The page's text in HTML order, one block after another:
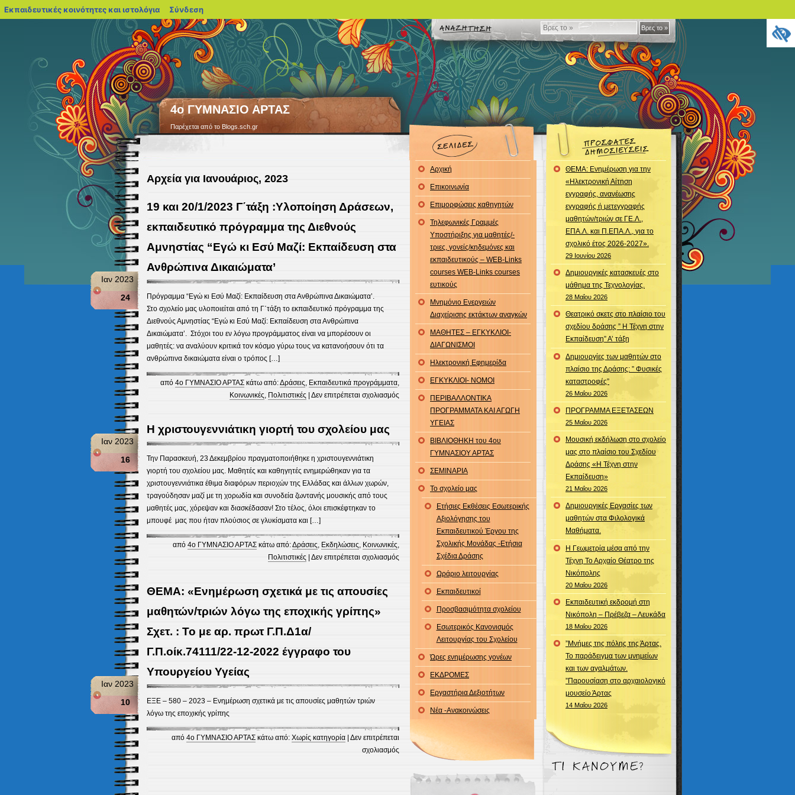
Βρες
το
»
Βρες το »
4ο ΓΥΜΝΑΣΙΟ ΑΡΤΑΣ
Παρέχεται από το Blogs.sch.gr
Αρχεία για Ιανουάριος, 2023
19 και 20/1/2023 Γ΄τάξη :Υλοποίηση Δράσεων,
εκπαιδευτικό πρόγραμμα της Διεθνούς
Αμνηστίας “Εγώ κι Εσύ Μαζί: Εκπαίδευση στα
Ανθρώπινα Δικαιώματα’
Ιαν 2023
24
Πρόγραμμα “Εγώ κι Εσύ Μαζί: Εκπαίδευση στα Ανθρώπινα Δικαιώματα’.
Στο σχολείο μας υλοποιείται από τη Γ΄τάξη το εκπαιδευτικό πρόγραμμα της
Διεθνούς Αμνηστίας “Εγώ κι Εσύ Μαζί: Εκπαίδευση στα Ανθρώπινα
Δικαιώματα’. Στόχοι του εν λόγω προγράμματος είναι να μπορέσουν οι
μαθητές: να αναλύουν κριτικά τον κόσμο γύρω τους να κατανοήσουν ότι τα
ανθρώπινα δικαιώματα είναι ο τρόπος […]
από 4ο ΓΥΜΝΑΣΙΟ ΑΡΤΑΣκάτω από:Δράσεις, Εκπαιδευτικά προγράμματα,
Κοινωνικές, Πολιτιστικές | Δεν επιτρέπεται σχολιασμόςστο
20/1/2023
Γ΄τάξη
:Υλοποίηση
Δράσεων,
εκπαιδευτικό
πρόγραμμα
Αμνηστίας “Εγώ
Εσύ
Εκπαίδευση
Ανθρώπινα
Δικαιώματα’
Η χριστουγεννιάτικη γιορτή του σχολείου μας
Ιαν 2023
16
Την Παρασκευή, 23 Δεκεμβρίου πραγματοποιήθηκε η χριστουγεννιάτικη
γιορτή του σχολείου μας. Μαθητές και καθηγητές ενημερώθηκαν για τα
χριστουγεννιάτικα έθιμα διαφόρων περιοχών της Ελλάδας και άλλων χωρών,
τραγούδησαν μαζί με τη χορωδία και συνοδεία ζωντανής μουσικής από τους
μαθητές μας, χόρεψαν και διασκέδασαν! Στο τέλος, όλοι επισκέφτηκαν το
μπουφέ μας που ήταν πλούσιος σε γλυκίσματα και […]
από 4ο ΓΥΜΝΑΣΙΟ ΑΡΤΑΣκάτω από:Δράσεις, Εκδηλώσεις, Κοινωνικές,
Πολιτιστικές | Δεν επιτρέπεται σχολιασμόςστο
χριστουγεννιάτικη
σχολείου
ΘΕΜΑ: «Ενημέρωση σχετικά με τις απουσίες
μαθητών/τριών λόγω της εποχικής γρίπης»
Σχετ. : Το με αρ. πρωτ Γ.Π.Δ1α/
Γ.Π.οίκ.74111/22-12-2022 έγγραφο του
Υπουργείου Υγείας
Ιαν 2023
10
ΕΞΕ – 580 – 2023 – Ενημέρωση σχετικά με τις απουσίες μαθητών τριών
λόγω της εποχικής γρίπης
από 4ο ΓΥΜΝΑΣΙΟ ΑΡΤΑΣκάτω από: Χωρίς κατηγορία| Δεν επιτρέπεται
σχολιασμόςστο
«Ενημέρωση
Αρχική
Επικοινωνία
Επιμορφώσεις καθηγητών
Τηλεφωνικές Γραμμές
Υποστήριξης για μαθητές/-
τριες, γονείς/κηδεμόνες και
εκπαιδευτικούς – WEB-Links
courses WEB-Links courses
ευτικούς
Μνημόνιο Ενεργειών
Διαχείρισης εκτάκτων αναγκών
ΜΑΘΗΤΕΣ – ΕΓΚΥΚΛΙΟΙ-
ΔΙΑΓΩΝΙΣΜΟΙ
Ηλεκτρονική Εφημερίδα
ΕΓΚΥΚΛΙΟΙ- ΝΟΜΟΙ
ΠΕΡΙΒΑΛΛΟΝΤΙΚΑ
ΠΡΟΓΡΑΜΜΑΤΑ ΚΑΙ ΑΓΩΓΗ
ΥΓΕΙΑΣ
ΒΙΒΛΙΟΘΗΚΗ του 4ου
ΓΥΜΝΑΣΙΟΥ ΑΡΤΑΣ
ΣΕΜΙΝΑΡΙΑ
Το σχολείο μας
Ετήσιες Εκθέσεις Εσωτερικής
Αξιολόγησης του
Εκπαιδευτικού Έργου της
Σχολικής Μονάδας -Ετήσια
Σχέδια Δράσης
Ωράριο λειτουργίας
Εκπαιδευτικοί
Προσβασιμότητα σχολείου
Εσωτερικός Κανονισμός
Λειτουργίας του Σχολείου
Ώρες ενημέρωσης γονέων
ΕΚΔΡΟΜΕΣ
Εργαστήρια Δεξιοτήτων
Νέα -Ανακοινώσεις
ΘΕΜΑ: Ενημέρωση για την
«Ηλεκτρονική Αίτηση
εγγραφής, ανανέωσης
εγγραφής ή μετεγγραφής
μαθητών/τριών σε ΓΕ.Λ.,
ΕΠΑ.Λ. και Π.ΕΠΑ.Λ., για το
σχολικό έτος 2026-2027».
29 Ιουνίου 2026
Δημιουργικές κατασκευές στο
μάθημα της Τεχνολογίας.
28 Μαΐου 2026
Θεατρικό σκετς στο πλαίσιο του
σχεδίου δράσης ” Η Τέχνη στην
Εκπαίδευση” Α’ τάξη
Δημιουργίες των μαθητών στο
πλαίσιο της Δράσης: ” Φυσικές
καταστροφές”
26 Μαΐου 2026
ΠΡΟΓΡΑΜΜΑ ΕΞΕΤΑΣΕΩΝ
25 Μαΐου 2026
Μουσική εκδήλωση στο σχολείο
μας στο πλαίσιο του Σχεδίου
Δράσης «Η Τέχνη στην
Εκπαίδευση»
21 Μαΐου 2026
Δημιουργικές Εργασίες των
μαθητών στα Φιλολογικά
Μαθήματα.
Η Γεωμετρία μέσα από την
Τέχνη Το Αρχαίο Θέατρο της
Νικόπολης
20 Μαΐου 2026
Εκπαιδευτική εκδρομή στη
Νικόπολη – Πρέβεζα – Λευκάδα
18 Μαΐου 2026
”Μνήμες της πόλης της Άρτας.
Το παράδειγμα των μνημείων
και των αγαλμάτων.
”Παρουσίαση στο αρχαιολογικό
μουσείο Άρτας
14 Μαΐου 2026
Εκπαιδευτικές κοινότητες και ιστολόγια blogs.sch.gr
Σύνδεση